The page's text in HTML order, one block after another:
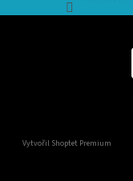
Vytvořil Shoptet Premium